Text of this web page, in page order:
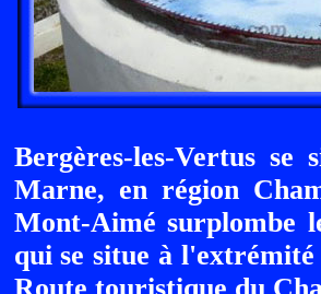
Bergères-les-Vertus
Marne, en région
Mont-Aimé surplombe
qui se situe à